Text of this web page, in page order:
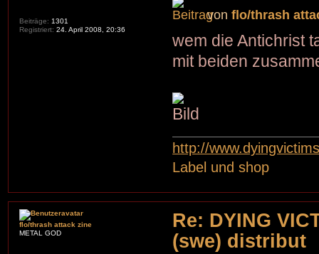
vonflo/thrash
wem die Antichrist
mit beiden
http://
Label und shop
Beiträge: 1301
Registriert: 24. April 2008, 20:36
Re: DYING
(swe) distribut
flo/thrash attack zine
METAL GOD